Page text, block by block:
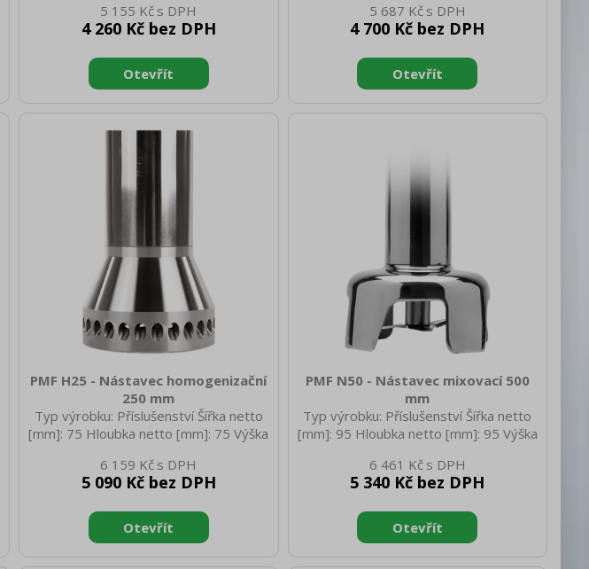
brutto [mm]: 125 Hmotnost brutto
[kg]: 0.60 Doplňující informace: pro
pro smíchání dvou samostatně se
nesměšujících kapalin
5 155 Kč
4 260 Kč bez DPH
Šířka brutto [mm]: 125 Hloubka brutto
[mm]: 110 Výška brutto [mm]: 400
informace: pro mixéry PMF 25 / PMFF
25
5 687 Kč
4 700 Kč bez DPH
PMF H25 - Nástavec homogenizační
250 mm
Typ výrobku: Příslušenství Šířka netto
[mm]: 75 Hloubka netto [mm]: 75 Výška
0.40 Šířka brutto [mm]: 125 Hloubka
brutto [mm]: 110 Výška brutto [mm]:
6 159 Kč
5 090 Kč bez DPH
PMF N50 - Nástavec mixovací 500
mm
Typ výrobku: Příslušenství Šířka netto
[mm]: 95 Hloubka netto [mm]: 95 Výška
1.75 Šířka brutto [mm]: 100 Hloubka
brutto [mm]: 95 Výška brutto [mm]:
6 461 Kč
5 340 Kč bez DPH